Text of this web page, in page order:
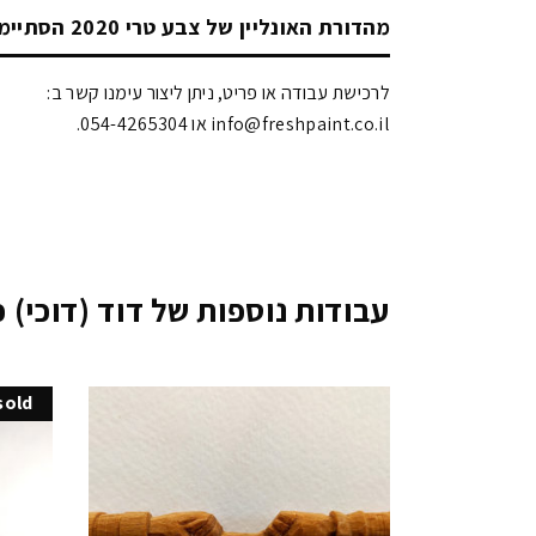
מהדורת האונליין של צבע טרי 2020 הסתיימה!
לרכישת עבודה או פריט, ניתן ליצור עימנו קשר ב:
info@freshpaint.co.il‏ או 054-4265304.
עבודות נוספות של דוד (דוכי)